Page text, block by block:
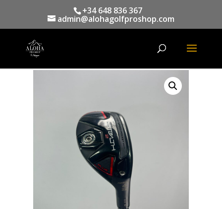
+34 648 836 367
admin@alohagolfproshop.com
productos